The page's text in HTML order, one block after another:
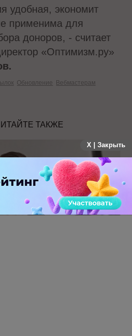
удобная, экономит
применима для
доноров, - считает
«Оптимизм.ру»
Обновление Вебмастерам
ТАКЖЕ
X | Закрыть